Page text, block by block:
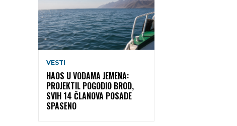
VESTI
HAOS U VODAMA JEMENA:
PROJEKTIL POGODIO BROD,
SVIH 14 ČLANOVA POSADE
SPASENO